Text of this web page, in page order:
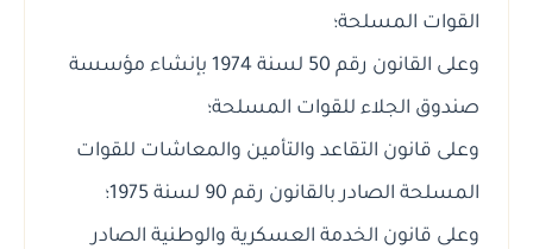
القوات المسلحة؛
وعلى القانون رقم 50 لسنة 1974 بإنشاء مؤسسة
صندوق الجلاء للقوات المسلحة؛
وعلى قانون التقاعد والتأمين والمعاشات للقوات
المسلحة الصادر بالقانون رقم 90 لسنة 1975؛
وعلى قانون الخدمة العسكرية والوطنية الصادر